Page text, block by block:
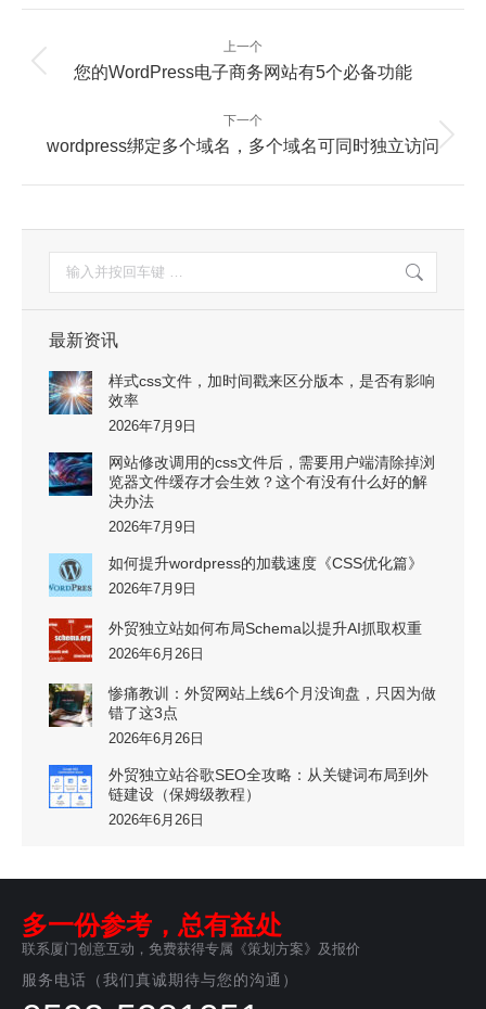
文
章
上一个
上
篇：
您的WordPress电子商务网站有5个必备功能
下一个
下
篇：
wordpress绑定多个域名，多个域名可同时独立访问
索：
最新资讯
样式css文件，加时间戳来区分版本，是否有影响
效率
2026年7月9日
网站修改调用的css文件后，需要用户端清除掉浏
览器文件缓存才会生效？这个有没有什么好的解
决办法
2026年7月9日
如何提升wordpress的加载速度《CSS优化篇》
2026年7月9日
外贸独立站如何布局Schema以提升AI抓取权重
2026年6月26日
惨痛教训：外贸网站上线6个月没询盘，只因为做
错了这3点
2026年6月26日
外贸独立站谷歌SEO全攻略：从关键词布局到外
链建设（保姆级教程）
2026年6月26日
多一份参考，总有益处
联系厦门创意互动，免费获得专属《策划方案》及报价
服务电话（我们真诚期待与您的沟通）